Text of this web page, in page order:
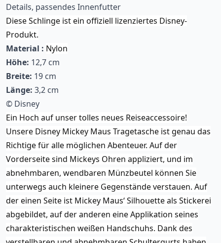
Details, passendes Innenfutter
Diese Schlinge ist ein offiziell lizenziertes Disney-
Produkt.
Material : Nylon
Höhe: 12,7 cm
Breite: 19 cm
Länge: 3,2 cm
© Disney
Ein Hoch auf unser tolles neues Reiseaccessoire!
Unsere Disney Mickey Maus Tragetasche ist genau das
Richtige für alle möglichen Abenteuer. Auf der
Vorderseite sind Mickeys Ohren appliziert, und im
abnehmbaren, wendbaren Münzbeutel können Sie
unterwegs auch kleinere Gegenstände verstauen. Auf
der einen Seite ist Mickey Maus‘ Silhouette als Stickerei
abgebildet, auf der anderen eine Applikation seines
charakteristischen weißen Handschuhs. Dank des